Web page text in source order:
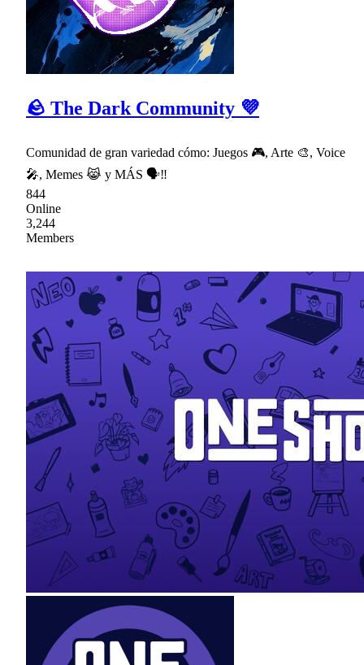
🪨 The Dark Community 💜
Comunidad de gran variedad cómo: Juegos 🎮, Arte 🎨, Voice
🎤, Memes 😹 y MÁS 🗣‼
844
Online
3,244
Members